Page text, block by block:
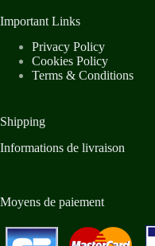
Important Links
Privacy Policy
Cookies Policy
Terms & Conditions
Shipping
Informations de livraison
Moyens de paiement